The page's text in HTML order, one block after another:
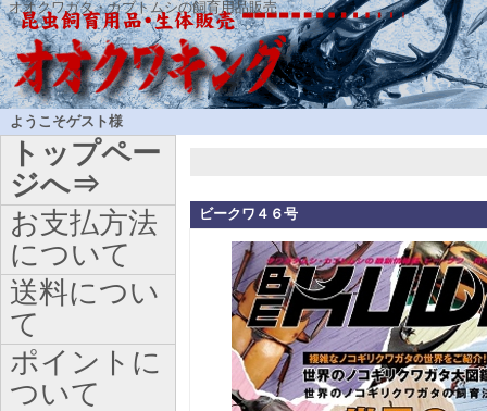
オオクワガタ・カブトムシの飼育用品販売
ようこそゲスト様
ビークワ４６号
トップペー
ジへ⇒
お支払方法
について
送料につい
て
ポイントに
ついて